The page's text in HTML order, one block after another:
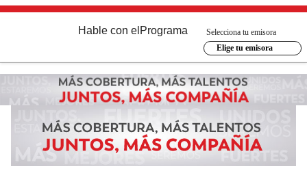
Hable con el Programa
Selecciona tu emisora
Elige tu emisora